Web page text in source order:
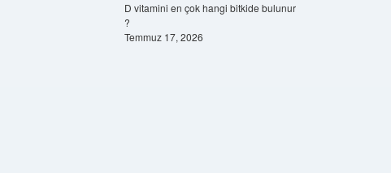
D vitamini en çok hangi bitkide bulunur
?
Temmuz 17, 2026